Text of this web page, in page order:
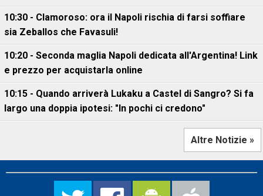
10:30 - Clamoroso: ora il Napoli rischia di farsi soffiare
sia Zeballos che Favasuli!
10:20 - Seconda maglia Napoli dedicata all'Argentina! Link
e prezzo per acquistarla online
10:15 - Quando arriverà Lukaku a Castel di Sangro? Si fa
largo una doppia ipotesi: "In pochi ci credono"
Altre Notizie »